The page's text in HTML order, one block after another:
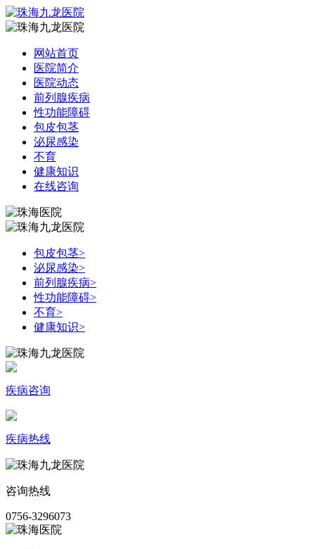
网站首页
医院简介
医院动态
前列腺疾病
性功能障碍
包皮包茎
泌尿感染
不育
健康知识
在线咨询
包皮包茎>
泌尿感染>
前列腺疾病>
性功能障碍>
不育>
健康知识>
疾病咨询
疾病热线
咨询热线
0756-3296073